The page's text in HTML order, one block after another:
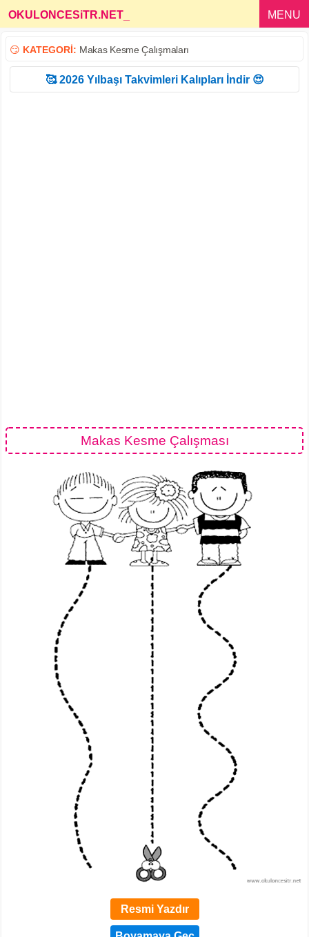
OKULONCESiTR.NET MENU
😏 KATEGORİ: Makas Kesme Çalışmaları
🥰 2026 Yılbaşı Takvimleri Kalıpları İndir 😍
Makas Kesme Çalışması
Resmi Yazdır